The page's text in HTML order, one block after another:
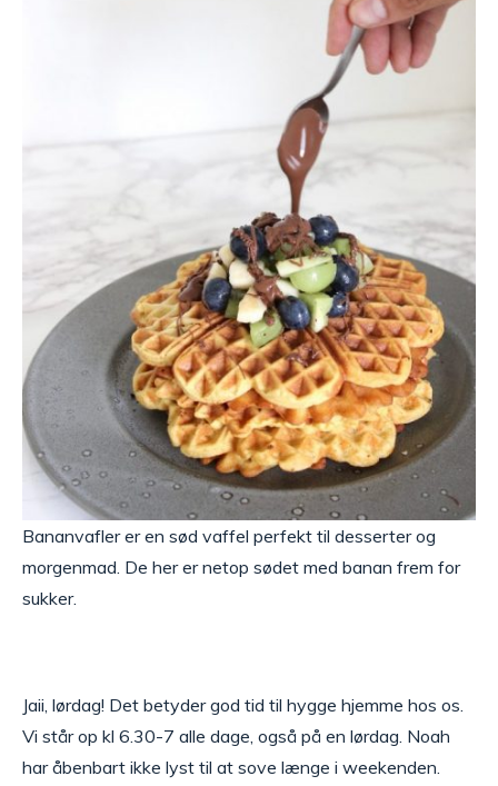
Bananvafler er en sød vaffel perfekt til desserter og
morgenmad. De her er netop sødet med banan frem for
sukker.
Jaii, lørdag! Det betyder god tid til hygge hjemme hos os.
Vi står op kl 6.30-7 alle dage, også på en lørdag. Noah
har åbenbart ikke lyst til at sove længe i weekenden.